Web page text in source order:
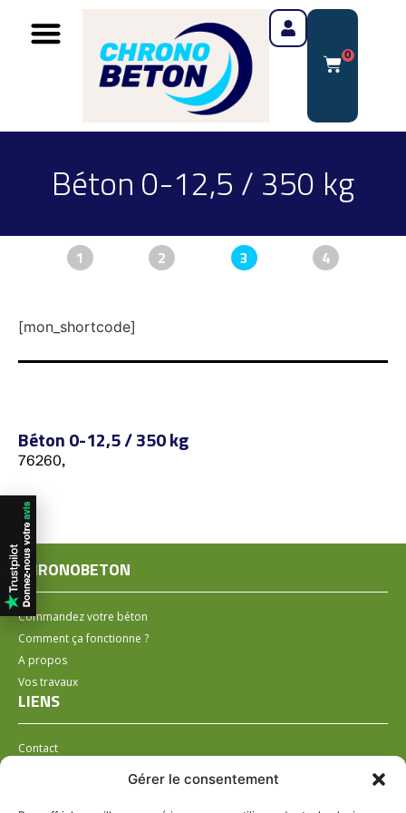
Gérer le consentement
0
Béton 0-12,5 / 350 kg
1 2 3 4
[mon_shortcode]
Béton 0-12,5 / 350 kg
76260,
CHRONOBETON
Commandez votre béton
Comment ça fonctionne ?
A propos
Vos travaux
LIENS
Contact